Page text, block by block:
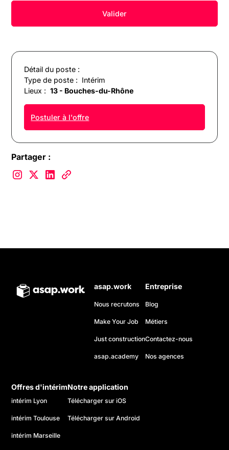
Détail du poste :
Type de poste : Intérim
Lieux : 13 - Bouches-du-Rhône
Postuler à l'offre
Partager :
asap.work
Nous recrutons
Make Your Job
Just construction
asap.academy
Entreprise
Blog
Métiers
Contactez-nous
Nos agences
Offres d'intérim
intérim Lyon
intérim Toulouse
intérim Marseille
Notre application
Télécharger sur iOS
Télécharger sur Android